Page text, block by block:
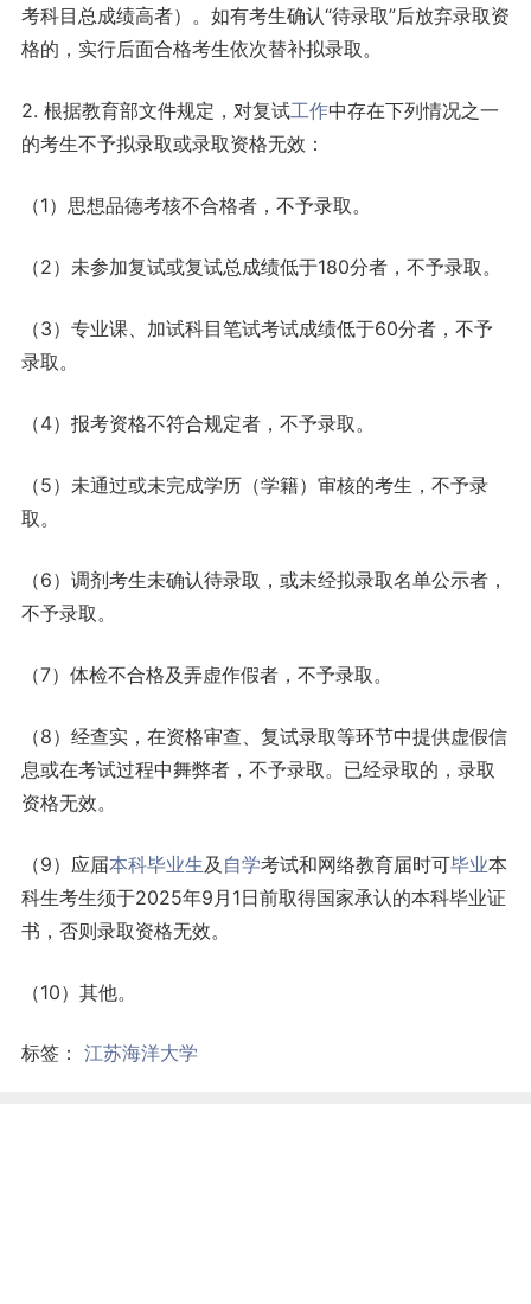
考科目总成绩高者）。如有考生确认“待录取”后放弃录取资
格的，实行后面合格考生依次替补拟录取。
2. 根据教育部文件规定，对复试工作中存在下列情况之一
的考生不予拟录取或录取资格无效：
（1）思想品德考核不合格者，不予录取。
（2）未参加复试或复试总成绩低于180分者，不予录取。
（3）专业课、加试科目笔试考试成绩低于60分者，不予
录取。
（4）报考资格不符合规定者，不予录取。
（5）未通过或未完成学历（学籍）审核的考生，不予录
取。
（6）调剂考生未确认待录取，或未经拟录取名单公示者，
不予录取。
（7）体检不合格及弄虚作假者，不予录取。
（8）经查实，在资格审查、复试录取等环节中提供虚假信
息或在考试过程中舞弊者，不予录取。已经录取的，录取
资格无效。
（9）应届本科毕业生及 自学考试和网络教育届时可毕业本
科生考生须于2025年9月1日前取得国家承认的本科毕业证
书，否则录取资格无效。
（10）其他。
标签： 江苏海洋大学